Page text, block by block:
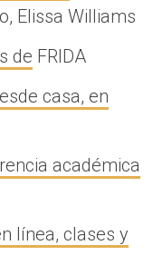
Elissa Williams
de FRIDA
casa, en
académica
línea, clases y